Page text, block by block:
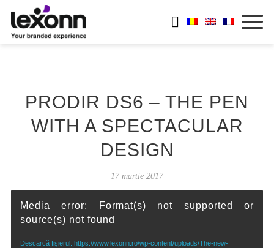
PRODIR DS6 – THE PEN
WITH A SPECTACULAR
DESIGN
17 martie 2017
Media error: Format(s) not supported or
source(s) not found
Descarcă fișierul: https://www.lexonn.ro/wp-content/uploads/The-new-